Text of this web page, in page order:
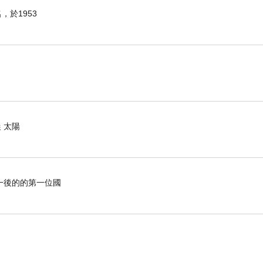
於1953
太陽
的的第一位國